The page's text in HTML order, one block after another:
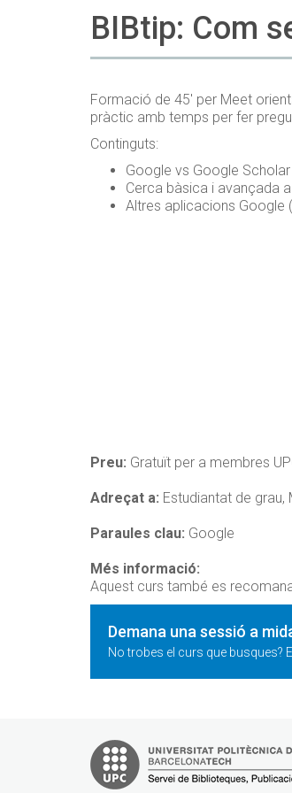
BIBtip: Com
Formació de 45' per Meet
pràctic amb temps per fer
Continguts:
Google vs Google Scholar
Cerca bàsica i avançada
Altres aplicacions Google
Preu: Gratuït per a membres
Adreçat a: Estudiantat de grau,
Paraules clau: Google
Més informació:
Aquest curs també es
Demana una sessió a
No trobes el curs que busques?